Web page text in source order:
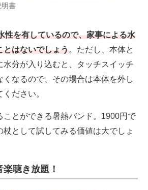
明書
性を有しているので、家事による水
とはないでしょう。ただし、本体と
水分が入り込むと、タッチスイッチ
くなるので、その場合は本体を外し
ださい。
とができる暑熱バンド。1900円で
として試してみる価値は大でしょ
聴き放題！